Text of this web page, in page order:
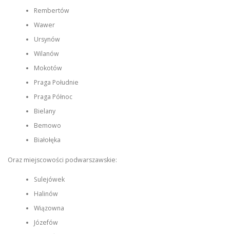
Rembertów
Wawer
Ursynów
Wilanów
Mokotów
Praga Południe
Praga Północ
Bielany
Bemowo
Białołęka
Oraz miejscowości podwarszawskie:
Sulejówek
Halinów
Wiązowna
Józefów